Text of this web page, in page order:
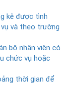
kê được tình
và theo trường
bộ nhân viên có
chức vụ hoặc
thời gian để